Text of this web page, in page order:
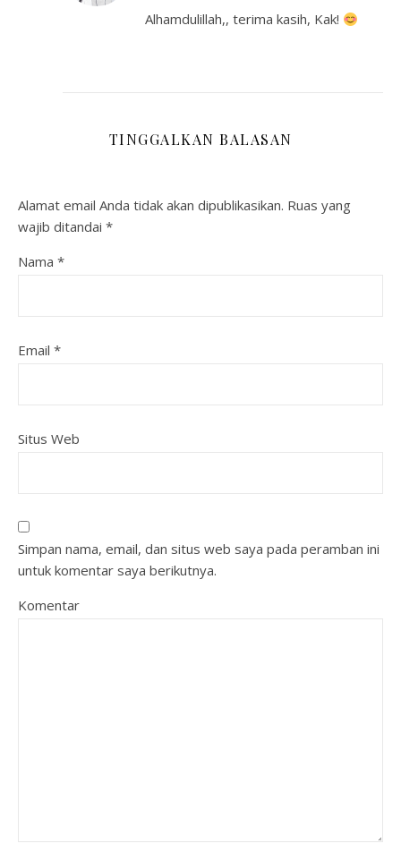
Alhamdulillah,, terima kasih, Kak!
TINGGALKAN BALASAN
Alamat email Anda tidak akan dipublikasikan. Ruas yang
wajib ditandai *
Nama *
Email *
Situs Web
Simpan nama, email, dan situs web saya pada peramban ini
untuk komentar saya berikutnya.
Komentar